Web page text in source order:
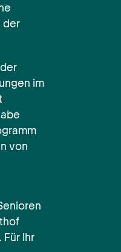
der
im
von
Ihr